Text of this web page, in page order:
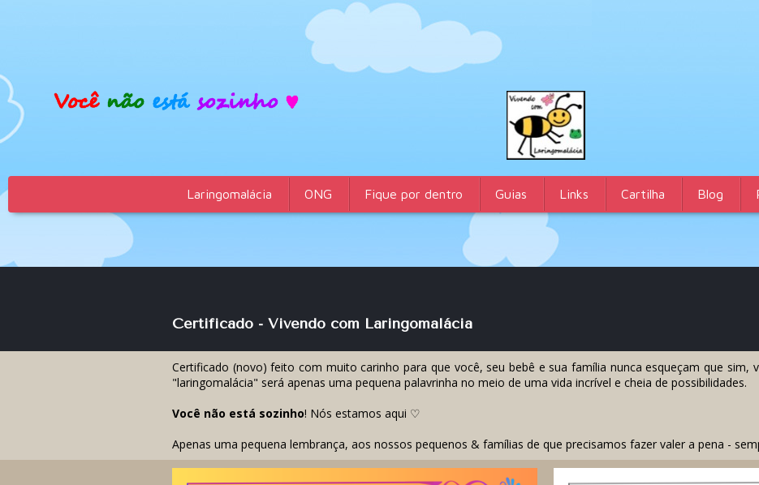
Laringomalácia ONG Fique por dentro Guias Links Cartilha Blog
Certificado - Vivendo com Laringomalácia
Certificado (novo) feito com muito carinho para que você, seu bebê e sua família nunca esqueçam que sim,
"laringomalácia" será apenas uma pequena palavrinha no meio de uma vida incrível e cheia de possibilidades.
Você não está sozinho! Nós estamos aqui ♡
Apenas uma pequena lembrança, aos nossos pequenos & famílias de que precisamos fazer valer a pena -